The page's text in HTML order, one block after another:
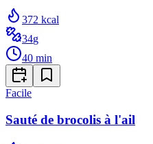
372 kcal
34g
40 min
Facile
Sauté de brocolis à l'ail